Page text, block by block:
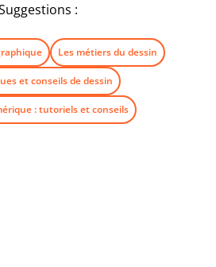
:
Les métiers du dessin
et conseils de dessin
: tutoriels et conseils